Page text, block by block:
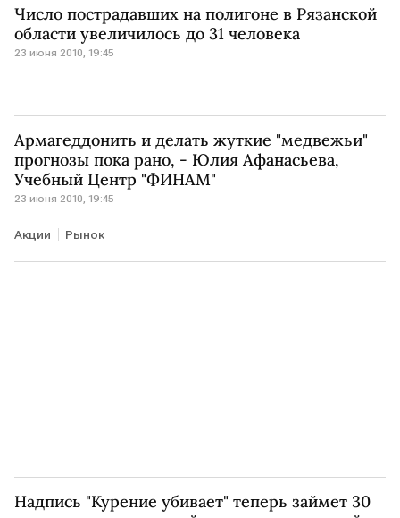
Число пострадавших на полигоне в Рязанской
области увеличилось до 31 человека
23 июня 2010, 19:45
Армагеддонить и делать жуткие "медвежьи"
прогнозы пока рано, - Юлия Афанасьева,
Учебный Центр "ФИНАМ"
23 июня 2010, 19:45
Акции Рынок
Надпись "Курение убивает" теперь займет 30